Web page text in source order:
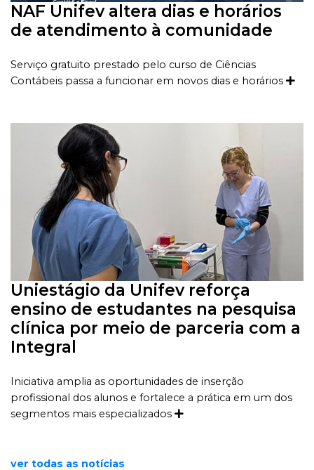
NAF Unifev altera dias e horários
de atendimento à comunidade
Serviço gratuito prestado pelo curso de Ciências
Contábeis passa a funcionar em novos dias e horários
Uniestágio da Unifev reforça
ensino de estudantes na pesquisa
clínica por meio de parceria com a
Integral
Iniciativa amplia as oportunidades de inserção
profissional dos alunos e fortalece a prática em um dos
segmentos mais especializados
ver todas as notícias